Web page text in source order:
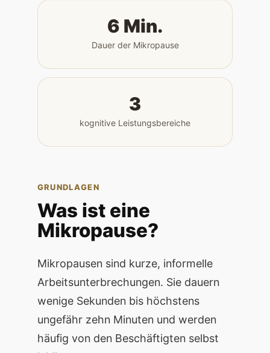
6 Min.
Dauer der Mikropause
3
kognitive Leistungsbereiche
GRUNDLAGEN
Was ist eine
Mikropause?
Mikropausen sind kurze, informelle
Arbeitsunterbrechungen. Sie dauern
wenige Sekunden bis höchstens
ungefähr zehn Minuten und werden
häufig von den Beschäftigten selbst